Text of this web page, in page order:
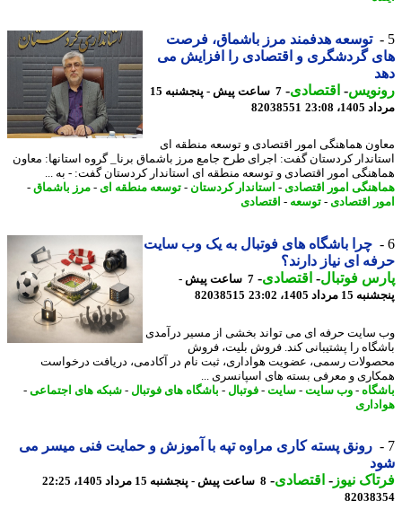
توسعه هدفمند مرز باشماق، فرصت
گردشگری و اقتصادی را افزایش می
-اقتصادی-
7 ساعت پیش - پنجشنبه 15
23:08
82038551
هماهنگی امور اقتصادی و توسعه منطقه ای
کردستان گفت: اجرای طرح جامع مرز باشماق برنا_ گروه استانها: معاون
امور اقتصادی و توسعه منطقه ای استاندار کردستان گفت: - به ...
امور اقتصادی-استاندار کردستان-توسعه منطقه ای- مرز باشماق-
اقتصادی-توسعه-اقتصادی
چرا باشگاه های فوتبال به یک وب سایت
ای نیاز دارند؟
فوتبال-اقتصادی- 7 ساعت پیش -
1405، 23:02
82038515
حرفه ای می تواند بخشی از مسیر درآمدی
را پشتیبانی کند. فروش بلیت، فروش
رسمی، عضویت هواداری، ثبت نام در آکادمی، دریافت درخواست
و معرفی بسته های اسپانسری ...
-وب سایت-سایت-فوتبال-باشگاه های فوتبال-شبکه های اجتماعی-
رونق پسته کاری مراوه تپه با آموزش و حمایت فنی میسر می
نیوز-اقتصادی-8 ساعت پیش - پنجشنبه 15 مرداد 1405، 22:25